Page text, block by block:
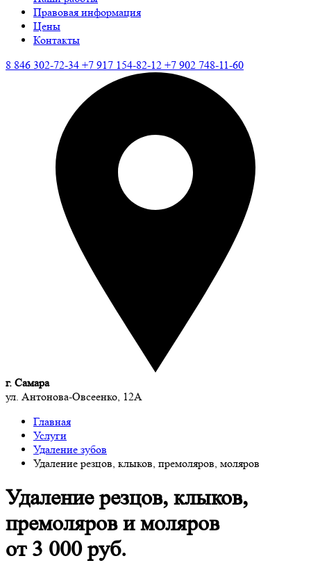
Правовая информация
Цены
Контакты
8 846 302-72-34 +7 917 154-82-12 +7 902 748-11-60
г. Самара
ул. Антонова-Овсеенко, 12А
Главная
Услуги
Удаление зубов
Удаление резцов, клыков, премоляров, моляров
Удаление резцов, клыков,
премоляров и моляров
от 3 000 руб.